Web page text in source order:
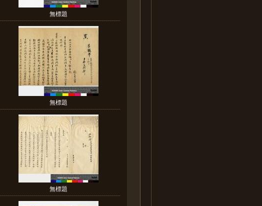
無標題
無標題
無標題